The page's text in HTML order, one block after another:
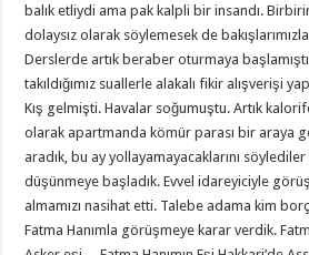
balık etliydi ama pak kalpli bir insandı.
dolaysız olarak söylemesek de
Derslerde artık beraber oturmaya
takıldığımız suallerle alakalı fikir alışverişi
Kış gelmişti. Havalar soğumuştu. Artık
olarak apartmanda kömür parası bir araya
aradık, bu ay yollayamayacaklarını
düşünmeye başladık. Evvel idareyiciyle
almamızı nasihat etti. Talebe adama kim
Fatma Hanımla görüşmeye karar verdik.